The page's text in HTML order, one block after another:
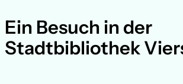
Ein Besuch in der
Stadtbibliothek